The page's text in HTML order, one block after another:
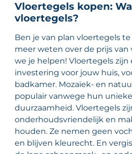
Vloertegels kopen:
vloertegels?
Ben je van plan vloertegels
meer weten over de prijs van
we je helpen! Vloertegels
investering voor jouw huis,
badkamer. Mozaïek- en
populair vanwege hun
duurzaamheid. Vloertegels
onderhoudsvriendelijk en
houden. Ze nemen geen
en blijven kleurecht. En